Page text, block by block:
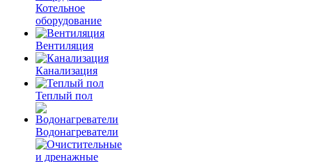
Котельное
оборудование
Вентиляция
Канализация
Теплый пол
Водонагреватели